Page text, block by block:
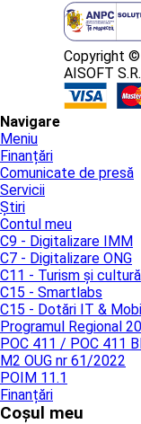
Copyright ©
AISOFT
Navigare
Meniu
Finanțări
Comunicate de presă
Servicii
Știri
Contul meu
C9 - Digitalizare IMM
C7 - Digitalizare ONG
C11 - Turism și cultură
C15 - Smartlabs
C15 - Dotări IT &
Programul Regional
POC 411 / POC 411
M2 OUG nr 61/2022
POIM 11.1
Finanțări
Coșul meu